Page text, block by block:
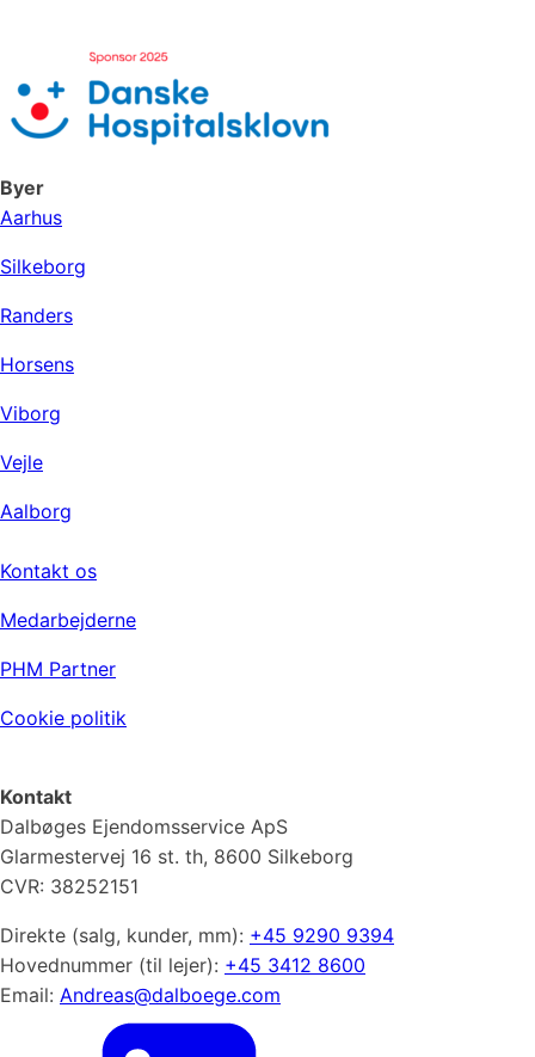
Byer
Aarhus
Silkeborg
Randers
Horsens
Viborg
Vejle
Aalborg
Kontakt os
Medarbejderne
PHM Partner
Cookie politik
Kontakt
Dalbøges Ejendomsservice ApS
Glarmestervej 16 st. th, 8600 Silkeborg
CVR: 38252151
Direkte (salg, kunder, mm): +45 9290 9394
Hovednummer (til lejer): +45 3412 8600
Email: Andreas@dalboege.com